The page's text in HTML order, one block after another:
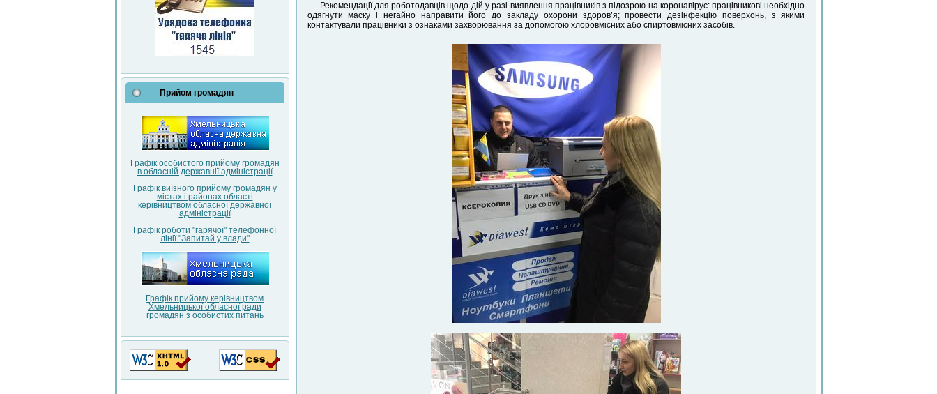
Прийом громадян
Графік особистого прийому громадян
в обласній державнії адміністрації
Графік виїзного прийому громадян у
містах і районах області
керівництвом обласної державної
адміністрації
Графік роботи "гарячої" телефонної
лінії "Запитай у влади"
Графік прийому керівництвом
Хмельницької обласної ради
громадян з особистих питань
Рекомендації для роботодавців щодо дій у разі виявлення працівників з підозрою на коронавірус: працівникові необхідно
одягнути маску і негайно направити його до закладу охорони здоров’я; провести дезінфекцію поверхонь, з якими
контактували працівники з ознаками захворювання за допомогою хлоровмісних або спиртовмісних засобів.